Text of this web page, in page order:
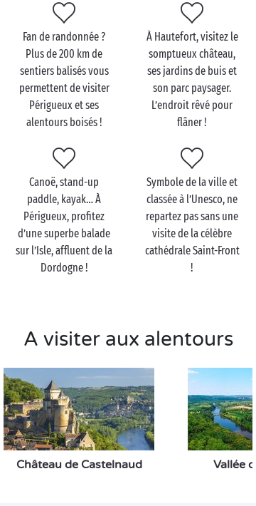
En camping à Périgueux, offrez-vous un séjour
gourmand, sportif, au vert… ou même les 3 à la fois.
La capitale du Périgord sait flatter les sens des
amoureuxet ne vous laissera pas indifférent !
Après unenuit insolite
en tente lodge, direction le
célèbre marché de Périgueux. Dans votre panier : des
truffes, des fraises, des noix, du vin de Bergerac… cap
sur les berges de l’Isle pour profiter d’un délicieux
pique-nique ! Amateur de cyclotourisme ? Empruntez
la véloroute voie verte le temps d’une balade
bucolique : dépaysement et légèreté assurés !
Fan de randonnée ?
Plus de 200 km de
sentiers balisés vous
permettent de visiter
Périgueux et ses
alentours boisés !
À Hautefort, visitez le
somptueux château,
ses jardins de buis et
son parc paysager.
L’endroit rêvé pour
flâner !
Canoë, stand-up
paddle, kayak… À
Périgueux, profitez
d’une superbe balade
sur l’Isle, affluent de la
Dordogne !
Symbole de la ville et
classée à l’Unesco, ne
repartez pas sans une
visite de la célèbre
cathédrale Saint-Front
!
A visiter aux alentours
Château de Castelnaud Vallée